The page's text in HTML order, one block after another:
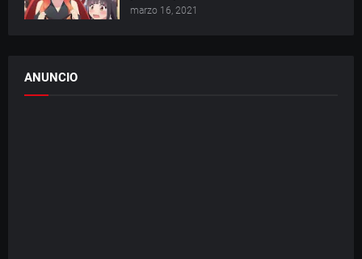
marzo 16, 2021
ANUNCIO